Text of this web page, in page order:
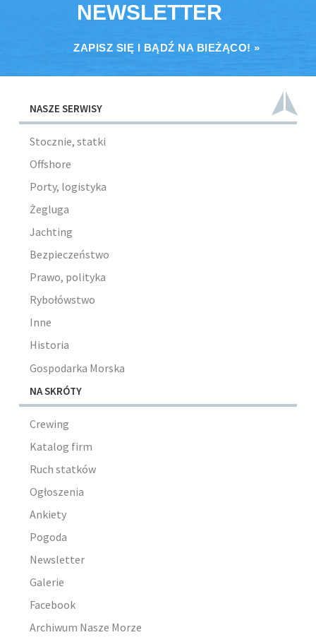
NEWSLETTER
ZAPISZ SIĘ I BĄDŹ NA BIEŻĄCO! »
NASZE SERWISY
Stocznie, statki
Offshore
Porty, logistyka
Żegluga
Jachting
Bezpieczeństwo
Prawo, polityka
Rybołówstwo
Inne
Historia
Gospodarka Morska
NA SKRÓTY
Crewing
Katalog firm
Ruch statków
Ogłoszenia
Ankiety
Pogoda
Newsletter
Galerie
Facebook
Archiwum Nasze Morze